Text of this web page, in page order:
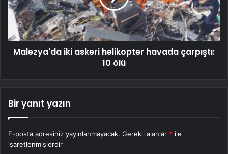
Malezya'da iki askeri helikopter havada çarpıştı:
10 ölü
Bir yanıt yazın
E-posta adresiniz yayınlanmayacak. Gerekli alanlar * ile
işaretlenmişlerdir